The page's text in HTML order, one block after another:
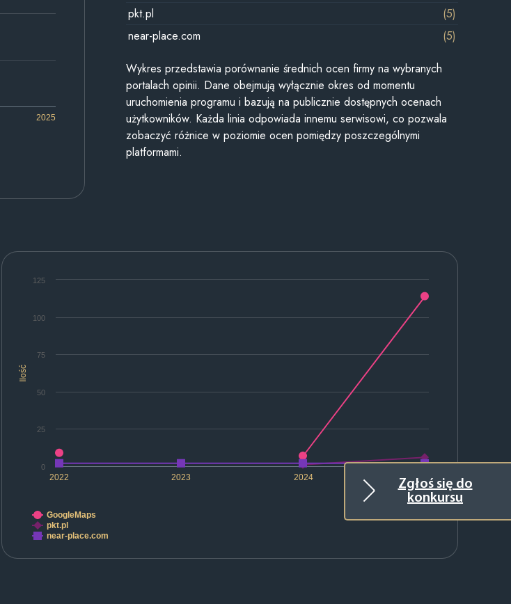
Zgłoś się do
konkursu
2025
pkt.pl
(5)
near-place.com
(5)
Wykres przedstawia porównanie średnich ocen firmy na wybranych
portalach opinii. Dane obejmują wyłącznie okres od momentu
uruchomienia programu i bazują na publicznie dostępnych ocenach
użytkowników. Każda linia odpowiada innemu serwisowi, co pozwala
zobaczyć różnice w poziomie ocen pomiędzy poszczególnymi
platformami.
Ilość
2022 2023 2024 2025
0
25
50
75
100
125
GoogleMaps
pkt.pl
near-place.com